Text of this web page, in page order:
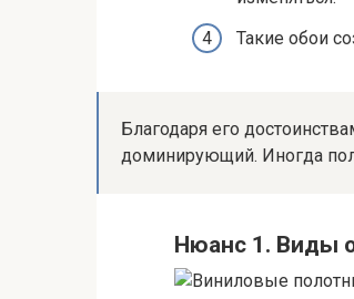
Такие обои
Благодаря его
доминирующий. Иногда
Нюанс 1. Виды